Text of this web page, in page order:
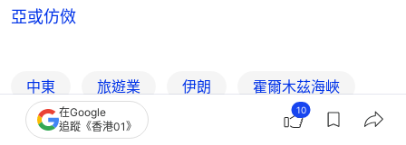
亞或仿傚
中東 旅遊業 伊朗 霍爾木茲海峽
以巴衝突 美伊關係（美國伊朗關係）
在Google
追蹤《香港01》
10